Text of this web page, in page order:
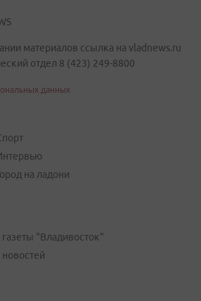
материалов ссылка на vladnews.ru
отдел 8 (423) 249-8800
данных
на ладони
"Владивосток"